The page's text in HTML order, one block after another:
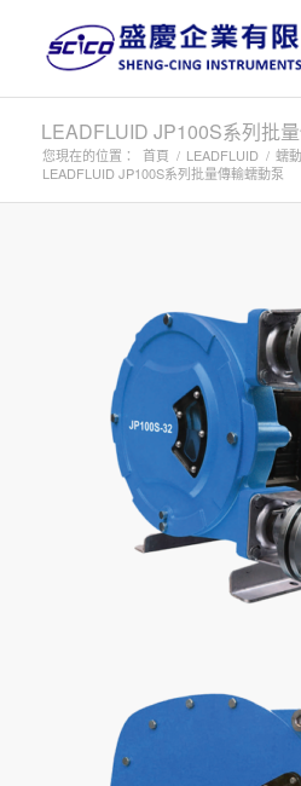
LEADFLUID JP100S系列批
您現在的位置： 首頁 / LEADFLUID / 蠕
LEADFLUID JP100S系列批量傳輸蠕動泵